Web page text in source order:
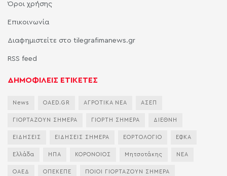
Όροι χρήσης
Επικοινωνία
Διαφημιστείτε στο tilegrafimanews.gr
RSS feed
ΔΗΜΟΦΙΛΕΙΣ ΕΤΙΚΕΤΕΣ
News OAED.GR ΑΓΡΟΤΙΚΑ ΝΕΑ ΑΣΕΠ
ΓΙΟΡΤΑΖΟΥΝ ΣΗΜΕΡΑ ΓΙΟΡΤΗ ΣΗΜΕΡΑ ΔΙΕΘΝΗ
ΕΙΔΗΣΕΙΣ ΕΙΔΗΣΕΙΣ ΣΗΜΕΡΑ ΕΟΡΤΟΛΟΓΙΟ ΕΦΚΑ
Ελλάδα ΗΠΑ ΚΟΡΟΝΟΙΟΣ Μητσοτάκης ΝΕΑ
ΟΑΕΔ ΟΠΕΚΕΠΕ ΠΟΙΟΙ ΓΙΟΡΤΑΖΟΥΝ ΣΗΜΕΡΑ